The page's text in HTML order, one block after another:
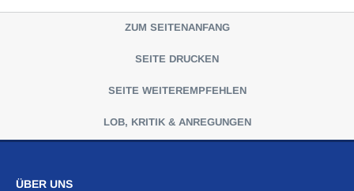
ZUM SEITENANFANG
SEITE DRUCKEN
SEITE WEITEREMPFEHLEN
LOB, KRITIK & ANREGUNGEN
ÜBER UNS